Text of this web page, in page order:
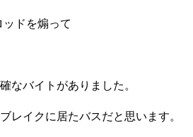
ッドを煽って
なバイトがありました。
レイクに居たバスだと思います。